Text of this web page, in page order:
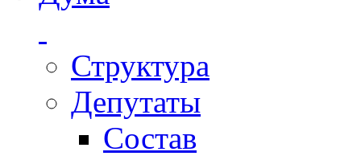
Структура
Депутаты
Состав